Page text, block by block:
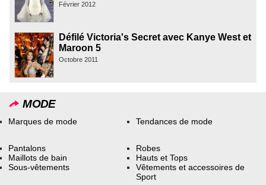
Février 2012
Défilé Victoria's Secret avec Kanye West et
Maroon 5
Octobre 2011
MODE
Marques de mode Tendances de mode
Pantalons
Maillots de bain
Sous-vêtements
Robes
Hauts et Tops
Vêtements et accessoires de
Sport